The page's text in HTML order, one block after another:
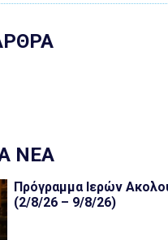
ΝΕΑ
Πρόγραμμα Ιερών
(2/8/26 – 9/8/26)